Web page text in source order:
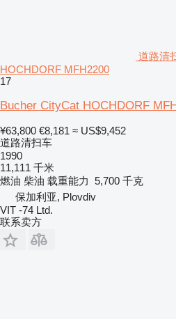
道路清
HOCHDORF MFH2200
17
Bucher CityCat HOCHDORF
¥63,800 €8,181 ≈ US$9,452
道路清扫车
1990
11,111 千米
燃油 柴油 载重能力 5,700 千克
保加利亚, Plovdiv
VIT -74 Ltd.
联系卖方